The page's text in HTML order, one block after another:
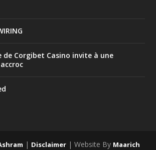
de Corgibet Casino invite à une
| Disclaimer | Website By Maarich